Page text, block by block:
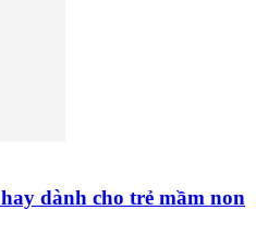
dành cho trẻ mầm non